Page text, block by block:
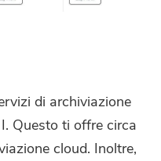
di archiviazione
Questo ti offre circa
cloud. Inoltre,